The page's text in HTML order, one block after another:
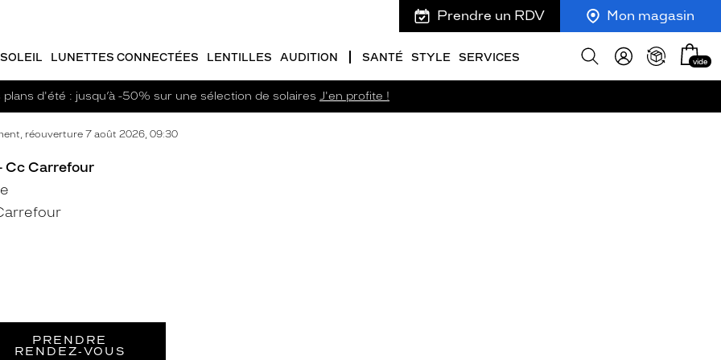
Prendre un RDV Mon magasin
LUNETTES CONNECTÉES LENTILLES AUDITION SANTÉ STYLE SERVICES
Afficher
Mon
panier
vide
plans d'été : jusqu’à -50% sur une sélection de solaires J'en profite !
réouverture 7 août 2026, 09:30
Cc Carrefour
PRENDRE
RENDEZ‑VOUS